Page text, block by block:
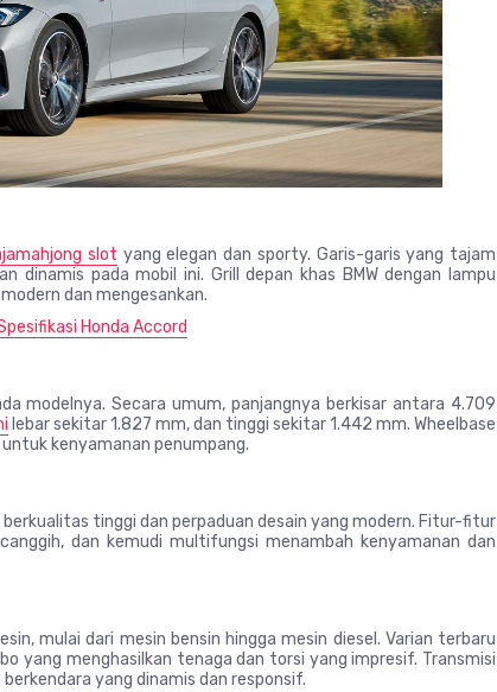
slot yang elegan dan sporty. Garis-garis yang tajam
dinamis pada mobil ini. Grill depan khas BMW dengan lampu
dan mengesankan.
Honda Accord
modelnya. Secara umum, panjangnya berkisar antara 4.709
lebar sekitar 1.827 mm, dan tinggi sekitar 1.442 mm. Wheelbase
kenyamanan penumpang.
tinggi dan perpaduan desain yang modern. Fitur-fitur
dan kemudi multifungsi menambah kenyamanan dan
mulai dari mesin bensin hingga mesin diesel. Varian terbaru
yang menghasilkan tenaga dan torsi yang impresif. Transmisi
yang dinamis dan responsif.